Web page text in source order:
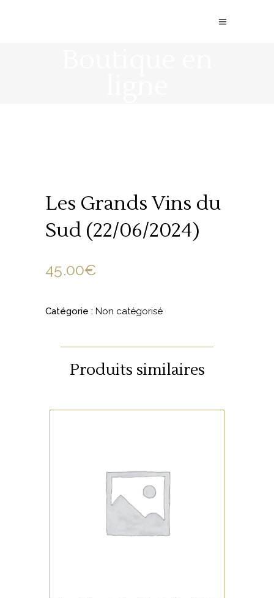
Les Grands Vins du
Sud (22/06/2024)
45.00€
Catégorie : Non catégorisé
Produits similaires
NON CATÉGORISÉ
LIRE LA SUITE